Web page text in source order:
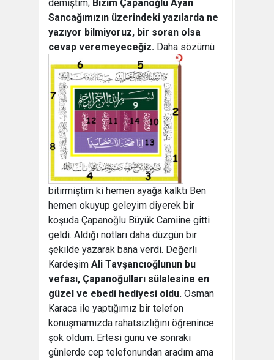
demiştim; Bizim Çapanoğlu Ayan
Sancağımızın üzerindeki yazılarda ne
yazıyor bilmiyoruz, bir soran olsa
cevap veremeyeceğiz. Daha sözümü
bitirmiştim ki hemen ayağa kalktı Ben
hemen okuyup geleyim diyerek bir
koşuda Çapanoğlu Büyük Camiine gitti
geldi. Aldığı notları daha düzgün bir
şekilde yazarak bana verdi. Değerli
Kardeşim Ali Tavşancıoğlunun bu
vefası, Çapanoğulları sülalesine en
güzel ve ebedi hediyesi oldu. Osman
Karaca ile yaptığımız bir telefon
konuşmamızda rahatsızlığını öğrenince
şok oldum. Ertesi günü ve sonraki
günlerde cep telefonundan aradım ama